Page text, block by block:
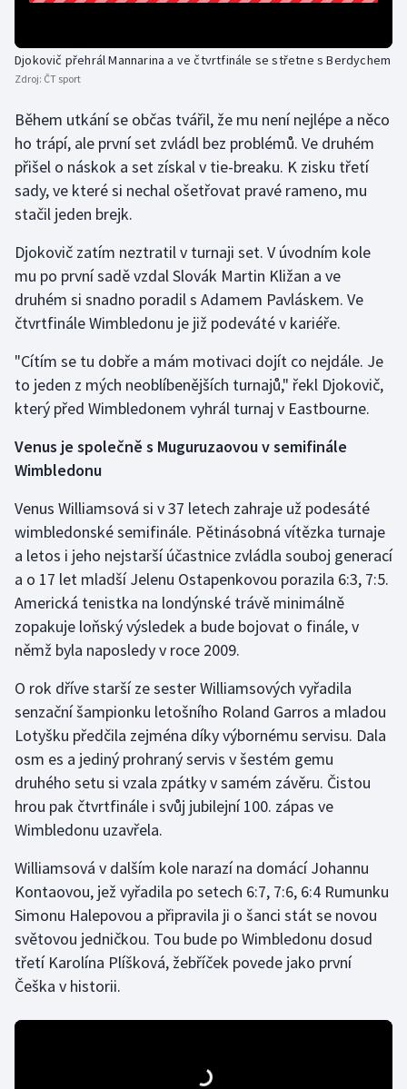
Veslování
Volejbal
Ostatní
Djokovič přehrál Mannarina a ve čtvrtfinále se střetne s Berdychem
Zdroj: ČT sport
Během utkání se občas tvářil, že mu není nejlépe a něco
ho trápí, ale první set zvládl bez problémů. Ve druhém
přišel o náskok a set získal v tie-breaku. K zisku třetí
sady, ve které si nechal ošetřovat pravé rameno, mu
stačil jeden brejk.
Djokovič zatím neztratil v turnaji set. V úvodním kole
mu po první sadě vzdal Slovák Martin Kližan a ve
druhém si snadno poradil s Adamem Pavláskem. Ve
čtvrtfinále Wimbledonu je již podeváté v kariéře.
"Cítím se tu dobře a mám motivaci dojít co nejdále. Je
to jeden z mých neoblíbenějších turnajů," řekl Djokovič,
který před Wimbledonem vyhrál turnaj v Eastbourne.
Venus je společně s Muguruzaovou v semifinále
Wimbledonu
Venus Williamsová si v 37 letech zahraje už podesáté
wimbledonské semifinále. Pětinásobná vítězka turnaje
a letos i jeho nejstarší účastnice zvládla souboj generací
a o 17 let mladší Jelenu Ostapenkovou porazila 6:3, 7:5.
Americká tenistka na londýnské trávě minimálně
zopakuje loňský výsledek a bude bojovat o finále, v
němž byla naposledy v roce 2009.
O rok dříve starší ze sester Williamsových vyřadila
senzační šampionku letošního Roland Garros a mladou
Lotyšku předčila zejména díky výbornému servisu. Dala
osm es a jediný prohraný servis v šestém gemu
druhého setu si vzala zpátky v samém závěru. Čistou
hrou pak čtvrtfinále i svůj jubilejní 100. zápas ve
Wimbledonu uzavřela.
Williamsová v dalším kole narazí na domácí Johannu
Kontaovou, jež vyřadila po setech 6:7, 7:6, 6:4 Rumunku
Simonu Halepovou a připravila ji o šanci stát se novou
světovou jedničkou. Tou bude po Wimbledonu dosud
třetí Karolína Plíšková, žebříček povede jako první
Češka v historii.